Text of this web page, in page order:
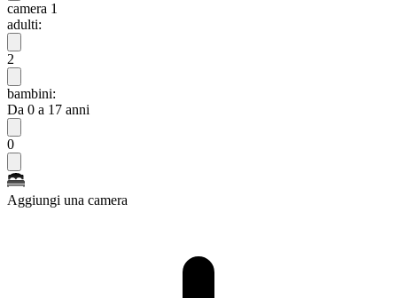
camera 1
adulti:
2
bambini:
Da 0 a 17 anni
0
Aggiungi una camera